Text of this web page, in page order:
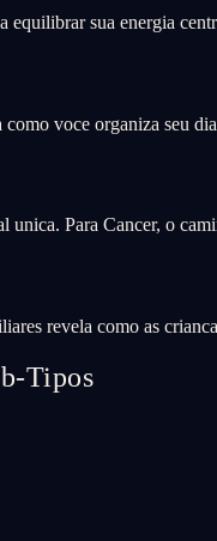
sua energia
voce organiza seu
unica. Para Cancer, o
revela como as
Tipos